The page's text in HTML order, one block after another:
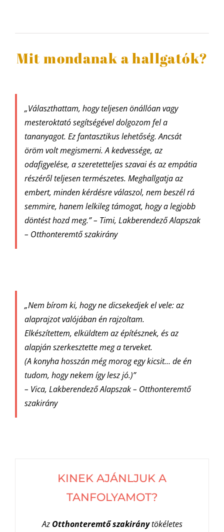
Mit mondanak a hallgatók?
„Választhattam, hogy teljesen önállóan vagy
mesteroktató segítségével dolgozom fel a
tananyagot. Ez fantasztikus lehetőség. Ancsát
öröm volt megismerni. A kedvessége, az
odafigyelése, a szeretetteljes szavai és az empátia
részéről teljesen természetes. Meghallgatja az
embert, minden kérdésre válaszol, nem beszél rá
semmire, hanem lelkileg támogat, hogy a legjobb
döntést hozd meg.” – Timi, Lakberendező Alapszak
– Otthonteremtő szakirány
„Nem bírom ki, hogy ne dicsekedjek el vele: az
alaprajzot valójában én rajzoltam.
Elkészítettem, elküldtem az építésznek, és az
alapján szerkesztette meg a terveket.
(A konyha hosszán még morog egy kicsit… de én
tudom, hogy nekem így lesz jó.)”
– Vica, Lakberendező Alapszak – Otthonteremtő
szakirány
KINEK AJÁNLJUK A
TANFOLYAMOT?
AzOtthonteremtő szakiránytökéletes